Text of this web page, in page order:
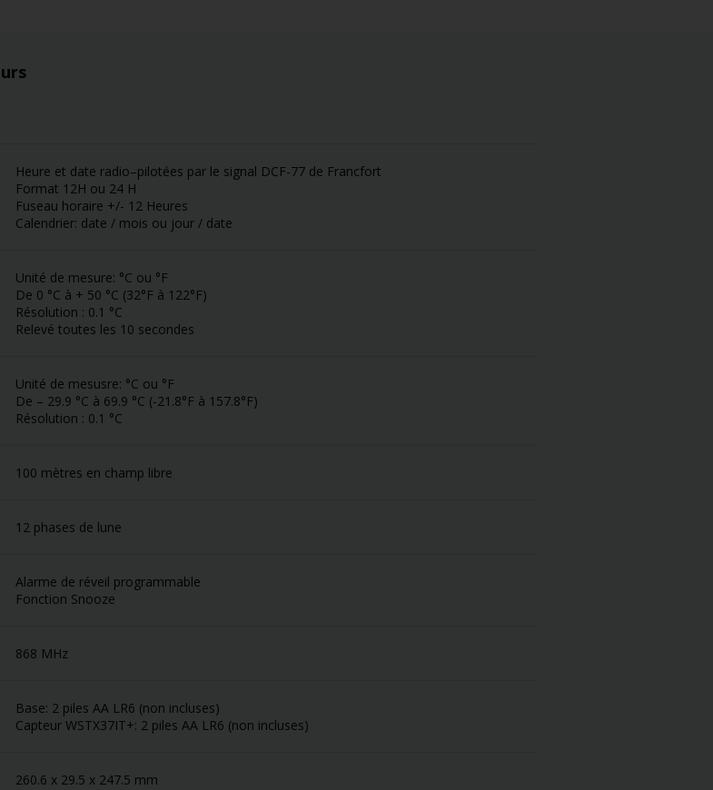
Heure et date radio–pilotées par le signal DCF-77 de Francfort
Format 12H ou 24 H
Fuseau horaire +/- 12 Heures
Calendrier: date / mois ou jour / date
Unité de mesure: °C ou °F
De 0 °C à + 50 °C (32°F à 122°F)
Résolution : 0.1 °C
Relevé toutes les 10 secondes
Unité de mesusre: °C ou °F
De – 29.9 °C à 69.9 °C (-21.8°F à 157.8°F)
Résolution : 0.1 °C
100 mètres en champ libre
12 phases de lune
Alarme de réveil programmable
Fonction Snooze
868 MHz
Base: 2 piles AA LR6 (non incluses)
Capteur WSTX37IT+: 2 piles AA LR6 (non incluses)
260.6 x 29.5 x 247.5 mm